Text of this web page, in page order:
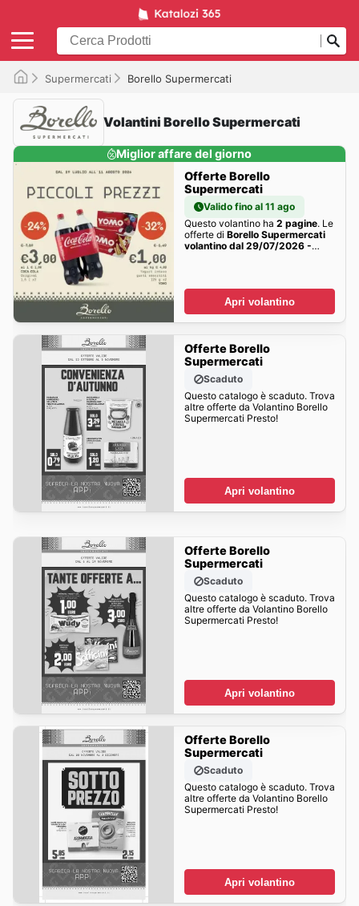
Supermercati Borello Supermercati
Volantini Borello Supermercati
Miglior affare del giorno
Offerte Borello
Supermercati
Valido fino al 11 ago
Questo volantino ha 2 pagine. Le
offerte di Borello Supermercati
volantino dal 29/07/2026 -
Apri volantino
Offerte Borello
Supermercati
Scaduto
Questo catalogo è scaduto. Trova
altre offerte da Volantino Borello
Supermercati Presto!
Apri volantino
Offerte Borello
Supermercati
Scaduto
Questo catalogo è scaduto. Trova
altre offerte da Volantino Borello
Supermercati Presto!
Apri volantino
Offerte Borello
Supermercati
Scaduto
Questo catalogo è scaduto. Trova
altre offerte da Volantino Borello
Supermercati Presto!
Apri volantino